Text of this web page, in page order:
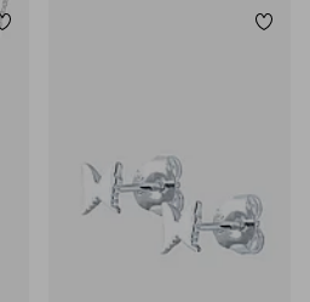
Lägg till i favoriter